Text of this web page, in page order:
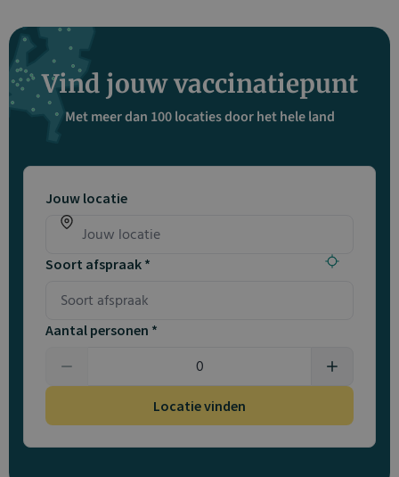
Vind jouw vaccinatiepunt
Met meer dan 100 locaties door het hele land
Jouw locatie
Soort afspraak *
Aantal personen *
Locatie vinden